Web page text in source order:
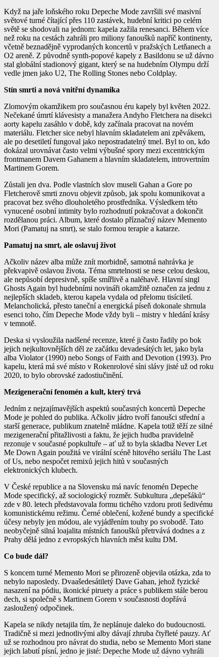
Když na jaře loňského roku Depeche Mode završili své masivní
světové turné čítající přes 110 zastávek, hudební kritici po celém
světě se shodovali na jednom: kapela zažila renesanci. Během více
než roku na cestách zahráli pro miliony fanoušků napříč kontinenty,
včetně beznadějně vyprodaných koncertů v pražských Letňanech a
O2 areně. Z původně synth-popové kapely z Basildonu se už dávno
stal globální stadionový gigant, který se na hudebním Olympu drží
vedle jmen jako U2, The Rolling Stones nebo Coldplay.
Stín smrti a nová vnitřní dynamika
Zlomovým okamžikem pro současnou éru kapely byl květen 2022.
Nečekané úmrtí klávesisty a manažera Andyho Fletchera na disekci
aorty kapelu zasáhlo v době, kdy začínala pracovat na novém
materiálu. Fletcher sice nebyl hlavním skladatelem ani zpěvákem,
ale po desetiletí fungoval jako nepostradatelný tmel. Byl to on, kdo
dokázal urovnávat často velmi výbušné spory mezi excentrickým
frontmanem Davem Gahanem a hlavním skladatelem, introvertním
Martinem Gorem.
Zůstali jen dva. Podle vlastních slov museli Gahan a Gore po
Fletcherově smrti znovu objevit způsob, jak spolu komunikovat a
pracovat bez svého dlouholetého prostředníka. Výsledkem této
vynucené osobní intimity bylo rozhodnutí pokračovat a dokončit
rozdělanou práci. Album, které dostalo příznačný název Memento
Mori (Pamatuj na smrt), se stalo formou terapie a katarze.
Pamatuj na smrt, ale oslavuj život
Ačkoliv název alba může znít morbidně, samotná nahrávka je
překvapivě oslavou života. Téma smrtelnosti se nese celou deskou,
ale nepůsobí depresivně, spíše smířlivě a naléhavě. Hlavní singl
Ghosts Again byl hudebními novináři okamžitě označen za jednu z
nejlepších skladeb, kterou kapela vydala od přelomu tisíciletí.
Melancholická, přesto taneční a energická píseň dokonale shrnula
esenci toho, čím Depeche Mode vždy byli – mistry v hledání krásy
v temnotě.
Deska si vysloužila nadšené recenze, které ji často řadily po bok
jejich nejkultovnějších děl ze začátku devadesátých let, jako byla
alba Violator(1990) nebo Songs of Faith and Devotion (1993). Pro
kapelu, která má své místo v Rokenrolové síni slávy jisté už od roku
2020, to bylo obrovské zadostiučinění.
Mezigenerační fenomén a kult, který trvá
Jedním z nejzajímavějších aspektů současných koncertů Depeche
Mode je pohled do publika. Ačkoliv jádro tvoří fanoušci střední a
starší generace, publikum znatelně mládne. Kapela totiž těží ze silné
mezigenerační přitažlivosti a faktu, že jejich hudba pravidelně
rezonuje v současné popkultuře – ať už to byla skladba Never Let
Me Down Again použitá ve virální scéně hitového seriálu The Last
of Us, nebo nespočet remixů jejich hitů v současných
elektronických klubech.
V České republice a na Slovensku má navíc fenomén Depeche
Mode specifický, až sociologický rozměr. Subkultura „depešáků“
zde v 80. letech představovala formu tichého vzdoru proti šedivému
komunistickému režimu. Černé oblečení, kožené bundy a specifické
účesy nebyly jen módou, ale vyjádřením touhy po svobodě. Tato
neobyčejně silná loajalita místních fanoušků přetrvává dodnes a z
Prahy dělá jedno z evropských hlavních měst kultu DM.
Co bude dál?
S koncem turné Memento Mori se přirozeně objevila otázka, zda to
nebylo naposledy. Dvaašedesátiletý Dave Gahan, jehož fyzické
nasazení na pódiu, ikonické piruety a práce s publikem stále berou
dech, si společně s Martinem Gorem v současnosti dopřává
zasloužený odpočinek.
Kapela se nikdy netajila tím, že neplánuje daleko do budoucnosti.
Tradičně si mezi jednotlivými alby dávají zhruba čtyřleté pauzy. Ať
už se rozhodnou pro návrat do studia, nebo se Memento Mori stane
jejich labutí písní, jedno je jisté: Depeche Mode už dávno vyhráli